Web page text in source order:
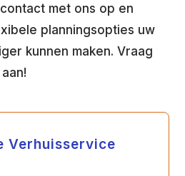
met ons op en
planningsopties uw
kunnen maken. Vraag
Verhuisservice